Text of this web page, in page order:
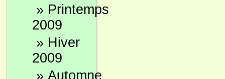
» Printemps
2009
» Hiver
2009
» Automne